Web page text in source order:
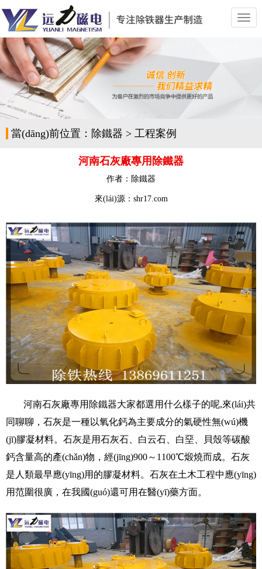
切
換
當(dāng)前位置： 除鐵器 > 工程案例
河南石灰廠專用除鐵器
作者： 除鐵器
來(lái)源：shr17.com
河南石灰廠專用除鐵器大家都選用什么樣子的呢,來(lái)共
同聊聊，石灰是一種以氧化鈣為主要成分的氣硬性無(wú)機
(jī)膠凝材料。石灰是用石灰石、白云石、白堊、貝殼等碳酸
鈣含量高的產(chǎn)物，經(jīng)900～1100℃煅燒而成。石灰
是人類最早應(yīng)用的膠凝材料。石灰在土木工程中應(yīng)
用范圍很廣，在我國(guó)還可用在醫(yī)藥方面。